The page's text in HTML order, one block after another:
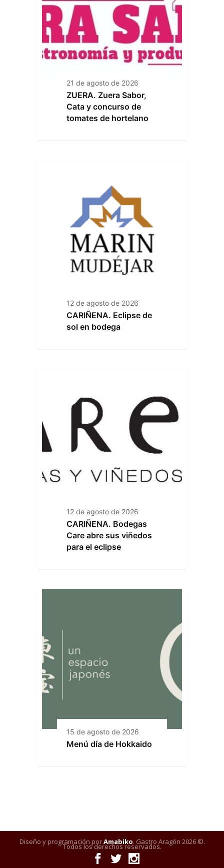
21 de agosto de 2026
ZUERA. Zuera Sabor,
Cata y concurso de
tomates de hortelano
12 de agosto de 2026
CARIÑENA. Eclipse de
sol en bodega
12 de agosto de 2026
CARIÑENA. Bodegas
Care abre sus viñedos
para el eclipse
15 de agosto de 2026
Menú día de Hokkaido
Diseño y programación porAmabiko. Gastro Aragón 2026 ©.
Todos los derechos reservados.